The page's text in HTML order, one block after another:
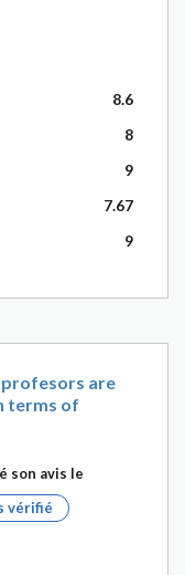
8.6
8
9
7.67
9
are
terms of
son avis le
vérifié